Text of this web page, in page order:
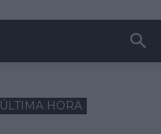
ÚLTIMA HORA